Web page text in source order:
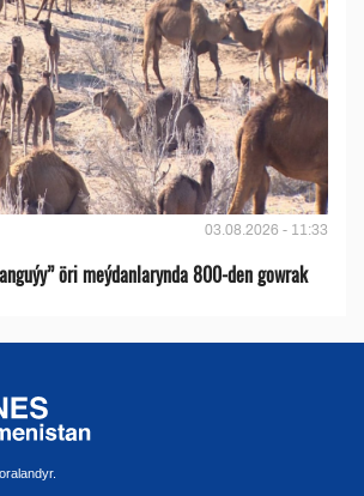
03.08.2026 - 11:33
öri meýdanlarynda 800-den gowrak